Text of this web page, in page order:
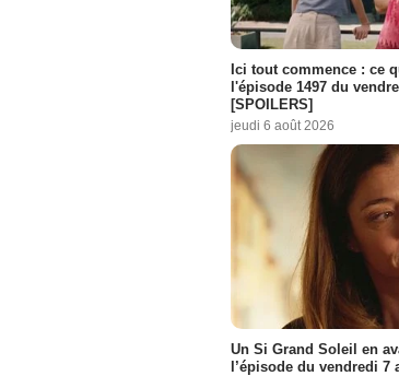
Ici tout commence : ce
l'épisode 1497 du
[SPOILERS]
jeudi 6 août 2026
Un Si Grand Soleil en
l’épisode du vendredi 7